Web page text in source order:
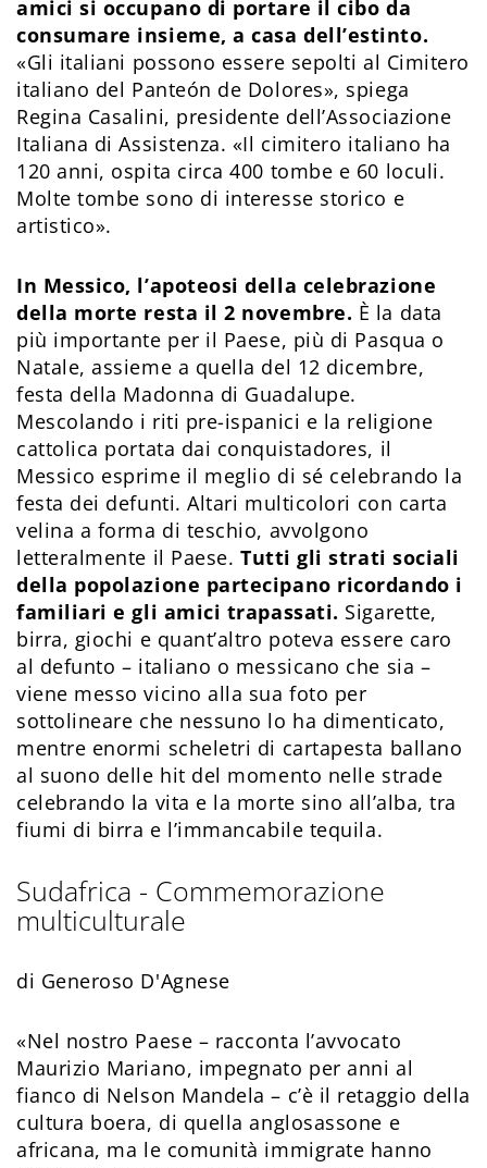
amici si occupano di portare il cibo da
consumare insieme, a casa dell’estinto.
«Gli italiani possono essere sepolti al Cimitero
italiano del Panteón de Dolores», spiega
Regina Casalini, presidente dell’Associazione
Italiana di Assistenza. «Il cimitero italiano ha
120 anni, ospita circa 400 tombe e 60 loculi.
Molte tombe sono di interesse storico e
artistico».
In Messico, l’apoteosi della celebrazione
della morte resta il 2 novembre. È la data
più importante per il Paese, più di Pasqua o
Natale, assieme a quella del 12 dicembre,
festa della Madonna di Guadalupe.
Mescolando i riti pre-ispanici e la religione
cattolica portata dai conquistadores, il
Messico esprime il meglio di sé celebrando la
festa dei defunti. Altari multicolori con carta
velina a forma di teschio, avvolgono
letteralmente il Paese. Tutti gli strati sociali
della popolazione partecipano ricordando i
familiari e gli amici trapassati. Sigarette,
birra, giochi e quant’altro poteva essere caro
al defunto – italiano o messicano che sia –
viene messo vicino alla sua foto per
sottolineare che nessuno lo ha dimenticato,
mentre enormi scheletri di cartapesta ballano
al suono delle hit del momento nelle strade
celebrando la vita e la morte sino all’alba, tra
fiumi di birra e l’immancabile tequila.
Sudafrica - Commemorazione
multiculturale
di Generoso D'Agnese
«Nel nostro Paese – racconta l’avvocato
Maurizio Mariano, impegnato per anni al
fianco di Nelson Mandela – c’è il retaggio della
cultura boera, di quella anglosassone e
africana, ma le comunità immigrate hanno